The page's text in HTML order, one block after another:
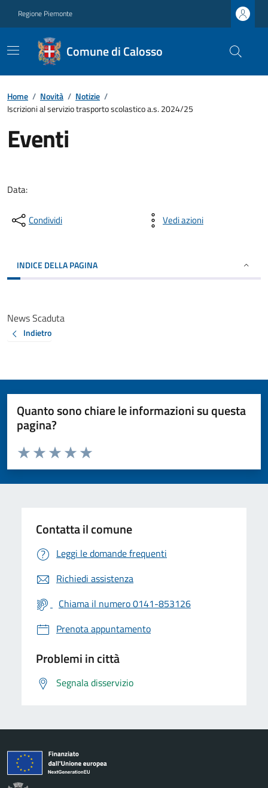
Regione Piemonte
Comune di Calosso
Home / Novità / Notizie /
Iscrizioni al servizio trasporto scolastico a.s. 2024/25
Eventi
Data:
Condividi Vedi azioni
INDICE DELLA PAGINA
News Scaduta
Indietro
Quanto sono chiare le informazioni su questa
pagina?
Valuta da 1 a 5 stelle la pagina
Valuta 5 stelle su 5
Valuta 4 stelle su 5
Valuta 3 stelle su 5
Valuta 2 stelle su 5
Valuta 1 stelle su 5
Contatta il comune
Leggi le domande frequenti
Richiedi assistenza
Chiama il numero 0141-853126
Prenota appuntamento
Problemi in città
Segnala disservizio